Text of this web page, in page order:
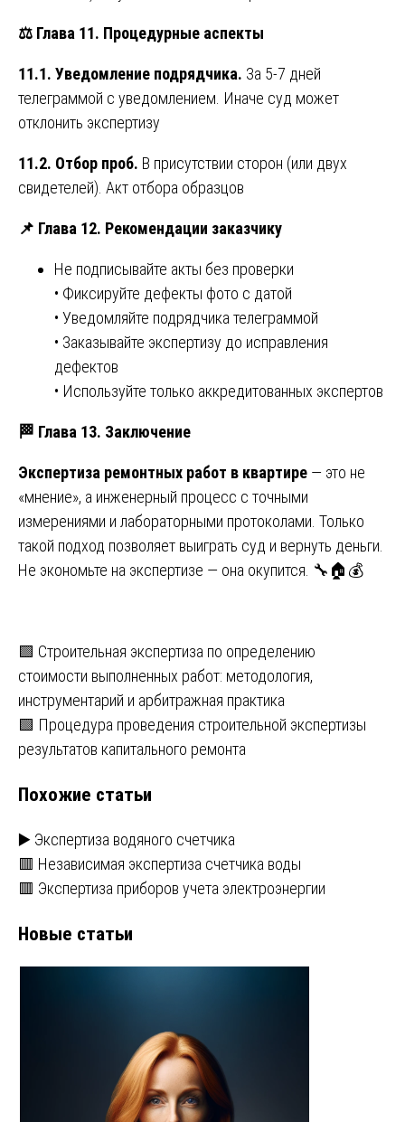
⚖️ Глава 11. Процедурные аспекты
11.1. Уведомление подрядчика. За 5-7 дней
телеграммой с уведомлением. Иначе суд может
отклонить экспертизу
11.2. Отбор проб. В присутствии сторон (или двух
свидетелей). Акт отбора образцов
📌 Глава 12. Рекомендации заказчику
Не подписывайте акты без проверки
• Фиксируйте дефекты фото с датой
• Уведомляйте подрядчика телеграммой
• Заказывайте экспертизу до исправления
дефектов
• Используйте только аккредитованных экспертов
🏁 Глава 13. Заключение
Экспертиза ремонтных работ в квартире — это не
«мнение», а инженерный процесс с точными
измерениями и лабораторными протоколами. Только
такой подход позволяет выиграть суд и вернуть деньги.
Не экономьте на экспертизе — она окупится. 🔧🏠💰
Навигация
по
записям
🟩 Строительная экспертиза по определению
стоимости выполненных работ: методология,
инструментарий и арбитражная практика
🟩 Процедура проведения строительной экспертизы
результатов капитального ремонта
Похожие статьи
▶️ Экспертиза водяного счетчика
🟥 Независимая экспертиза счетчика воды
🟥 Экспертиза приборов учета электроэнергии
Новые статьи